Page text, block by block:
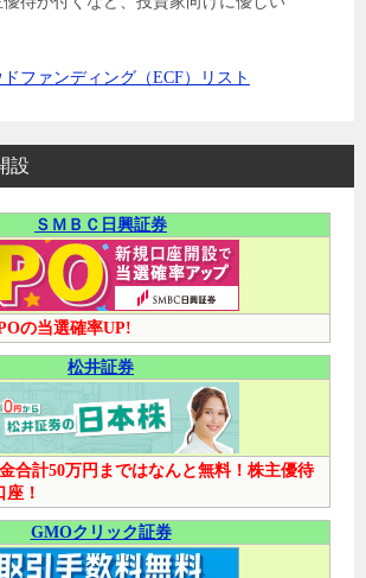
ファンディング（ECF）リスト
設
ＳＭＢＣ日興証券
の当選確率UP!
松井証券
合計50万円まではなんと無料！株主優待
！
GMOクリック証券